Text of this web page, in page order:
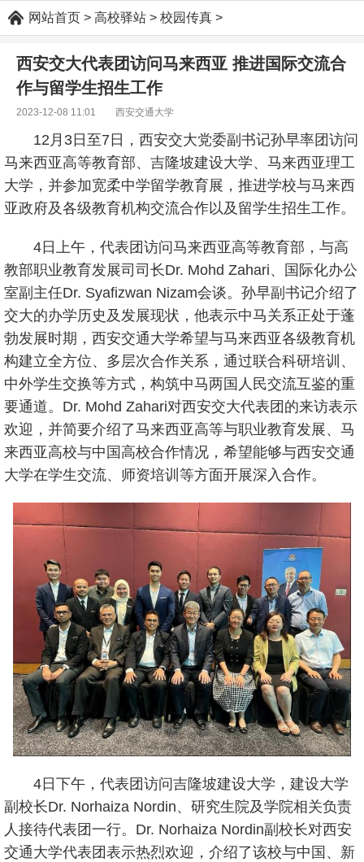
网站首页 > 高校驿站 > 校园传真 >
西安交大代表团访问马来西亚 推进国际交流合
作与留学生招生工作
2023-12-08 11:01 西安交通大学
12月3日至7日，西安交大党委副书记孙早率团访问
马来西亚高等教育部、吉隆坡建设大学、马来西亚理工
大学，并参加宽柔中学留学教育展，推进学校与马来西
亚政府及各级教育机构交流合作以及留学生招生工作。
4日上午，代表团访问马来西亚高等教育部，与高
教部职业教育发展司司长Dr. Mohd Zahari、国际化办公
室副主任Dr. Syafizwan Nizam会谈。孙早副书记介绍了
交大的办学历史及发展现状，他表示中马关系正处于蓬
勃发展时期，西安交通大学希望与马来西亚各级教育机
构建立全方位、多层次合作关系，通过联合科研培训、
中外学生交换等方式，构筑中马两国人民交流互鉴的重
要通道。Dr. Mohd Zahari对西安交大代表团的来访表示
欢迎，并简要介绍了马来西亚高等与职业教育发展、马
来西亚高校与中国高校合作情况，希望能够与西安交通
大学在学生交流、师资培训等方面开展深入合作。
4日下午，代表团访问吉隆坡建设大学，建设大学
副校长Dr. Norhaiza Nordin、研究生院及学院相关负责
人接待代表团一行。Dr. Norhaiza Nordin副校长对西安
交通大学代表团表示热烈欢迎，介绍了该校与中国、新